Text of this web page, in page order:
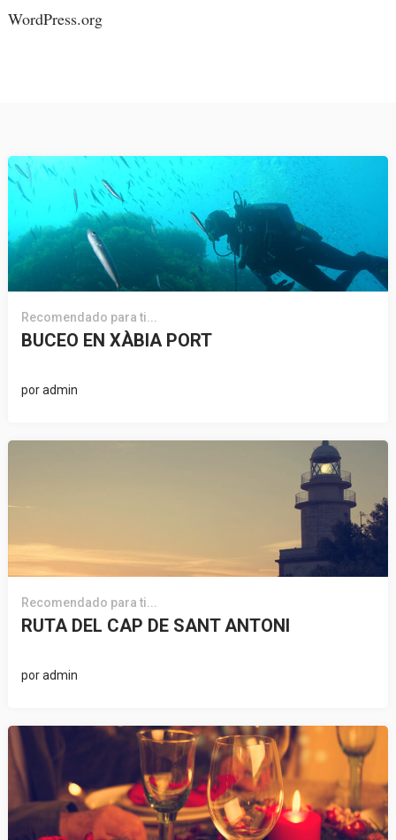
WordPress.org
Recomendado para ti...
BUCEO EN XÀBIA PORT
poradmin
Recomendado para ti...
RUTA DEL CAP DE SANT ANTONI
poradmin